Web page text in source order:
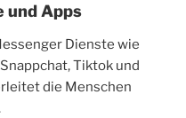
und Apps
Dienste wie
Tiktok und
die Menschen